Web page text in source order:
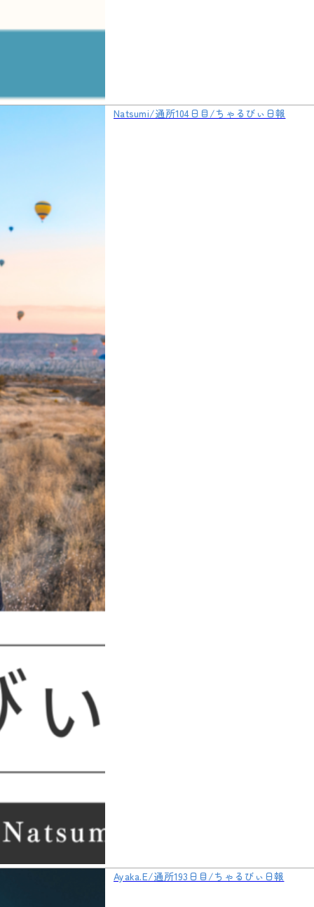
Natsumi/通所104日目/ちゃるびぃ日報
Ayaka.E/通所193日目/ちゃるびぃ日報